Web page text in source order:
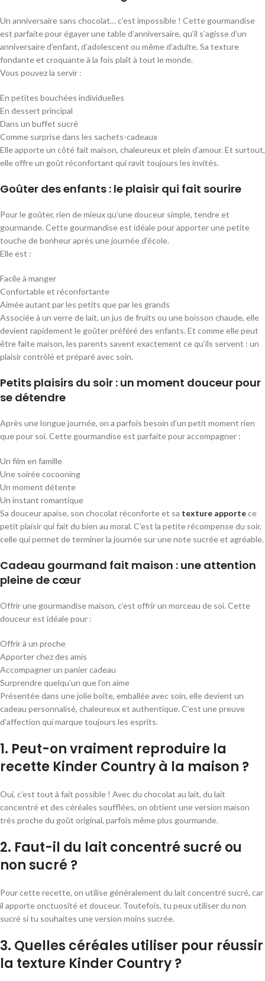
Un anniversaire sans chocolat… c’est impossible ! Cette gourmandise
est parfaite pour égayer une table d’anniversaire, qu’il s’agisse d’un
anniversaire d’enfant, d’adolescent ou même d’adulte. Sa texture
fondante et croquante à la fois plaît à tout le monde.
Vous pouvez la servir :
En petites bouchées individuelles
En dessert principal
Dans un buffet sucré
Comme surprise dans les sachets-cadeaux
Elle apporte un côté fait maison, chaleureux et plein d’amour. Et surtout,
elle offre un goût réconfortant qui ravit toujours les invités.
Goûter des enfants : le plaisir qui fait sourire
Pour le goûter, rien de mieux qu’une douceur simple, tendre et
gourmande. Cette gourmandise est idéale pour apporter une petite
touche de bonheur après une journée d’école.
Elle est :
Facile à manger
Confortable et réconfortante
Aimée autant par les petits que par les grands
Associée à un verre de lait, un jus de fruits ou une boisson chaude, elle
devient rapidement le goûter préféré des enfants. Et comme elle peut
être faite maison, les parents savent exactement ce qu’ils servent : un
plaisir contrôlé et préparé avec soin.
Petits plaisirs du soir : un moment douceur pour
se détendre
Après une longue journée, on a parfois besoin d’un petit moment rien
que pour soi. Cette gourmandise est parfaite pour accompagner :
Un film en famille
Une soirée cocooning
Un moment détente
Un instant romantique
Sa douceur apaise, son chocolat réconforte et sa texture apportece
petit plaisir qui fait du bien au moral. C’est la petite récompense du soir,
celle qui permet de terminer la journée sur une note sucrée et agréable.
Cadeau gourmand fait maison : une attention
pleine de cœur
Offrir une gourmandise maison, c’est offrir un morceau de soi. Cette
douceur est idéale pour :
Offrir à un proche
Apporter chez des amis
Accompagner un panier cadeau
Surprendre quelqu’un que l’on aime
Présentée dans une jolie boîte, emballée avec soin, elle devient un
cadeau personnalisé, chaleureux et authentique. C’est une preuve
d’affection qui marque toujours les esprits.
1. Peut-on vraiment reproduire la
recette Kinder Country à la maison ?
Oui, c’est tout à fait possible ! Avec du chocolat au lait, du lait
concentré et des céréales soufflées, on obtient une version maison
très proche du goût original, parfois même plus gourmande.
2. Faut-il du lait concentré sucré ou
non sucré ?
Pour cette recette, on utilise généralement du lait concentré sucré, car
il apporte onctuosité et douceur. Toutefois, tu peux utiliser du non
sucré si tu souhaites une version moins sucrée.
3. Quelles céréales utiliser pour réussir
la texture Kinder Country ?